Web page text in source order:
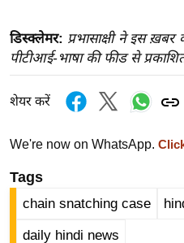
मि
सा
ल
श
य
ग
इं
डिस्क्लेमर: प्रभासाक्षी ने इस
पीटीआई-भाषा की फीड से
शेयर करें
We're now on WhatsApp.
Tags
chain snatching case
daily hindi news